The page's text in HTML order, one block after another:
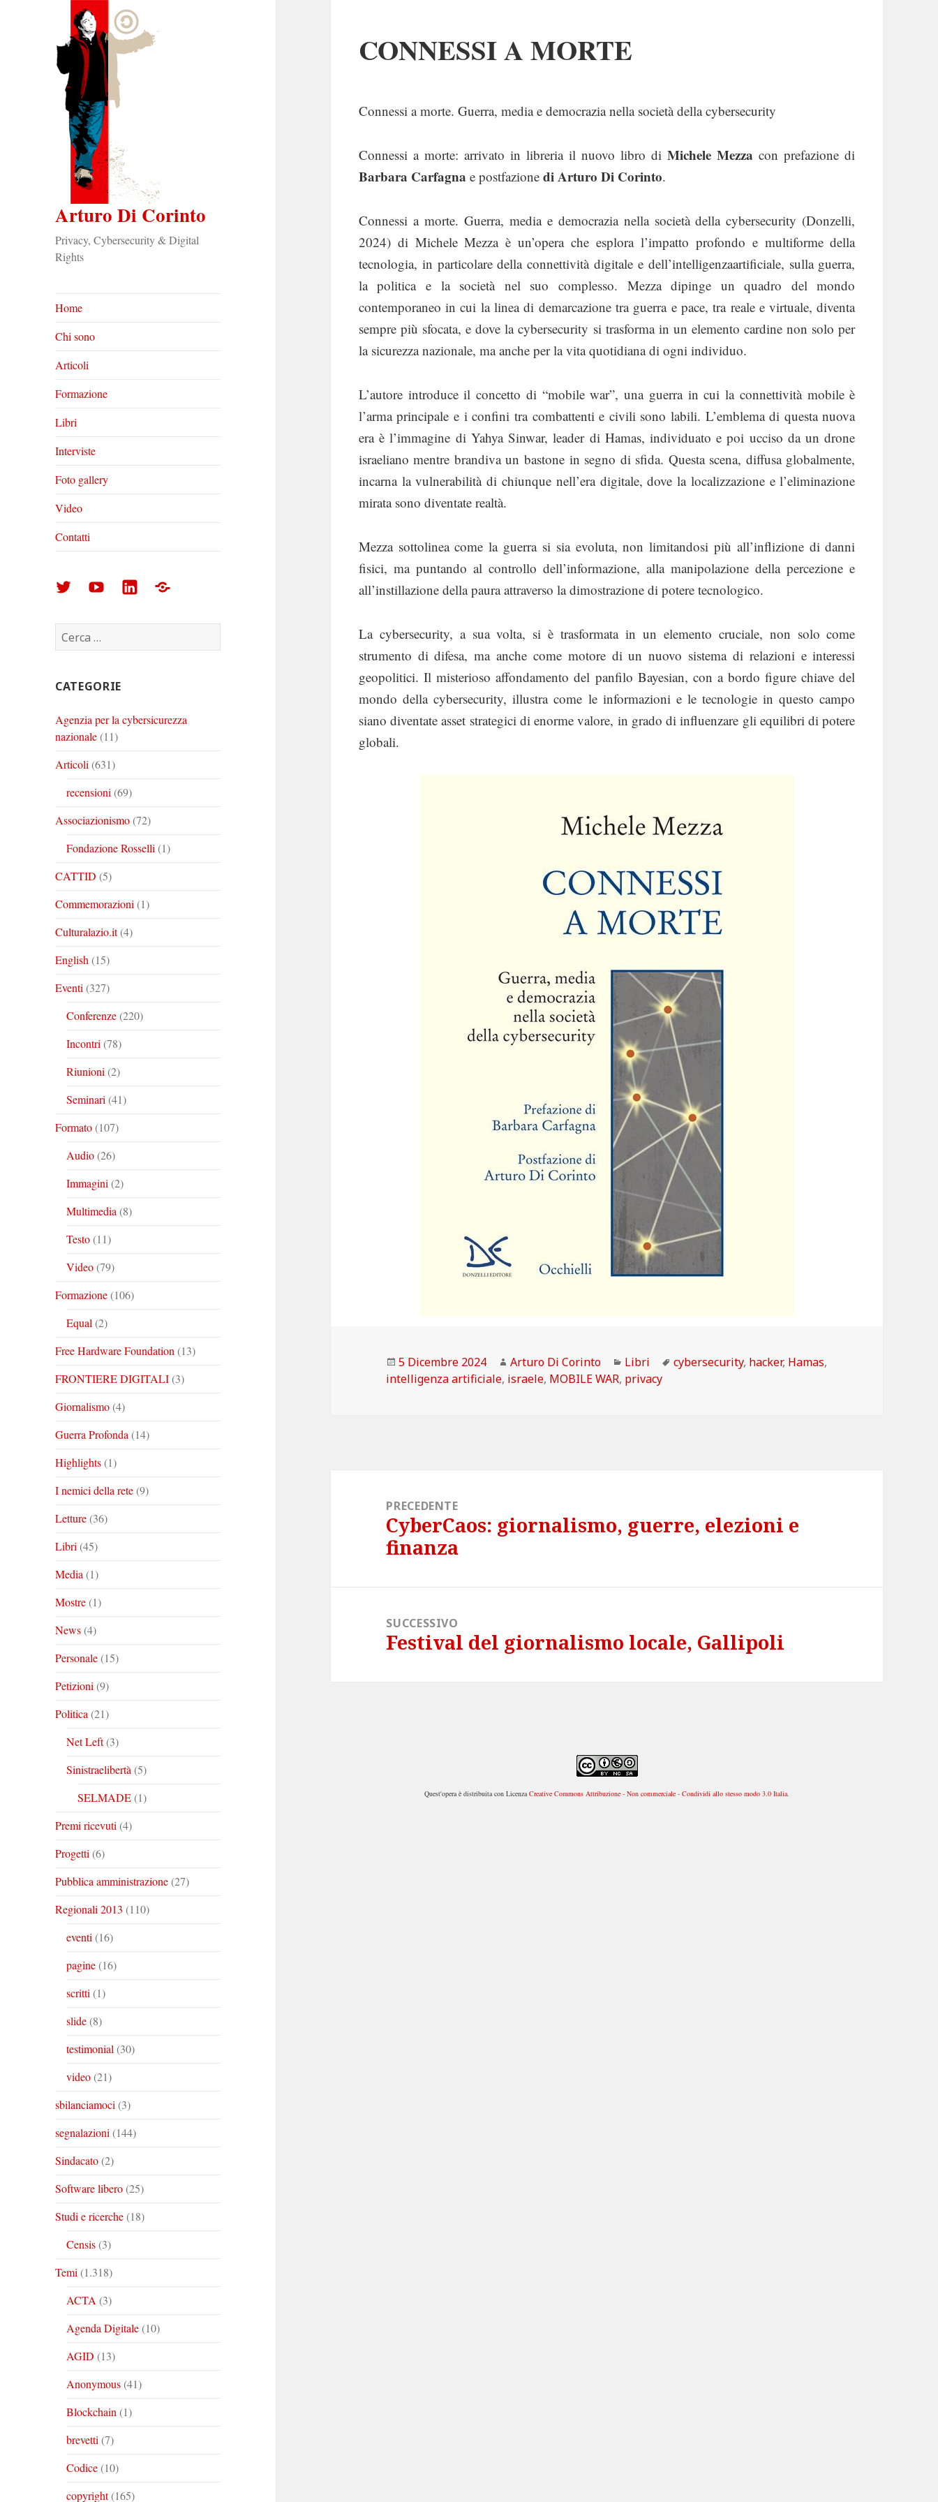
Arturo Di Corinto
Privacy, Cybersecurity & Digital
Rights
Home
Chi sono
Articoli
Formazione
Libri
Interviste
Foto gallery
Video
Contatti
Arturo
Corinto
su
Arturo
Corinto
su
Arturo
su
Foto
Ricerca
per:
CATEGORIE
Agenzia per la cybersicurezza
nazionale(11)
Articoli (631)
recensioni (69)
Associazionismo(72)
Fondazione Rosselli (1)
CATTID (5)
Commemorazioni (1)
Culturalazio.it(4)
English (15)
Eventi (327)
Conferenze(220)
Incontri (78)
Riunioni (2)
Seminari (41)
Formato(107)
Audio(26)
Immagini (2)
Multimedia (8)
Testo(11)
Video(79)
Formazione(106)
Equal (2)
Free Hardware Foundation (13)
FRONTIERE DIGITALI(3)
Giornalismo(4)
Guerra Profonda (14)
Highlights(1)
I nemici della rete(9)
Letture(36)
Libri (45)
Media (1)
Mostre(1)
News(4)
Personale(15)
Petizioni (9)
Politica (21)
Net Left(3)
Sinistraelibertà (5)
SELMADE(1)
Premi ricevuti (4)
Progetti (6)
Pubblica amministrazione(27)
Regionali 2013 (110)
eventi (16)
pagine(16)
scritti (1)
slide(8)
testimonial (30)
video(21)
sbilanciamoci (3)
segnalazioni (144)
Sindacato(2)
Software libero(25)
Studi e ricerche(18)
Censis(3)
Temi (1.318)
ACTA (3)
Agenda Digitale(10)
AGID (13)
Anonymous(41)
Blockchain (1)
brevetti (7)
Codice(10)
copyright(165)
CONNESSI A MORTE
Connessi a morte. Guerra, media e democrazia nella società della cybersecurity
Connessi a morte: arrivato in libreria il nuovo libro diMichele Mezza con prefazione di
Barbara Carfagna e postfazionedi Arturo Di Corinto.
Connessi a morte. Guerra, media e democrazia nella società della cybersecurity (Donzelli,
2024) di Michele Mezza è un’opera che esplora l’impatto profondo e multiforme della
tecnologia, in particolare della connettività digitale e dell’intelligenzaartificiale, sulla guerra,
la politica e la società nel suo complesso. Mezza dipinge un quadro del mondo
contemporaneo in cui la linea di demarcazione tra guerra e pace, tra reale e virtuale, diventa
sempre più sfocata, e dove la cybersecurity si trasforma in un elemento cardine non solo per
la sicurezza nazionale, ma anche per la vita quotidiana di ogni individuo.
L’autore introduce il concetto di “mobile war”, una guerra in cui la connettività mobile è
l’arma principale e i confini tra combattenti e civili sono labili. L’emblema di questa nuova
era è l’immagine di Yahya Sinwar, leader di Hamas, individuato e poi ucciso da un drone
israeliano mentre brandiva un bastone in segno di sfida. Questa scena, diffusa globalmente,
incarna la vulnerabilità di chiunque nell’era digitale, dove la localizzazione e l’eliminazione
mirata sono diventate realtà.
Mezza sottolinea come la guerra si sia evoluta, non limitandosi più all’inflizione di danni
fisici, ma puntando al controllo dell’informazione, alla manipolazione della percezione e
all’instillazione della paura attraverso la dimostrazione di potere tecnologico.
La cybersecurity, a sua volta, si è trasformata in un elemento cruciale, non solo come
strumento di difesa, ma anche come motore di un nuovo sistema di relazioni e interessi
geopolitici. Il misterioso affondamento del panfilo Bayesian, con a bordo figure chiave del
mondo della cybersecurity, illustra come le informazioni e le tecnologie in questo campo
siano diventate asset strategici di enorme valore, in grado di influenzare gli equilibri di potere
globali.
Scritto
il
5 Dicembre 2024 Autore
Arturo Di Corinto Categorie
Libri Tag
cybersecurity, hacker, Hamas,
intelligenza artificiale, israele, MOBILE WAR, privacy
PRECEDENTE
Articolo
precedente:
CyberCaos: giornalismo, guerre, elezioni e
finanza
SUCCESSIVO
Articolo
Festival del giornalismo locale, Gallipoli
Quest'opera è distribuita con LicenzaCreative Commons Attribuzione - Non commerciale - Condividi allo stesso modo 3.0 Italia.